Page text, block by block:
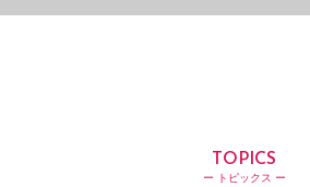
TOPICS
ー トピックス ー